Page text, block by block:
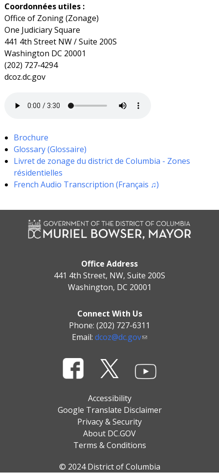
Coordonnées utiles :
Office of Zoning (Zonage)
One Judiciary Square
441 4th Street NW / Suite 200S
Washington DC 20001
(202) 727‐4294
dcoz.dc.gov
Brochure
Glossary (Glossaire)
Livret de zonage du district de Columbia - Zones
résidentielles
French Audio Transcription (Français ♫)
Office Address
441 4th Street, NW, Suite 200S
Washington, DC 20001
Connect With Us
Phone: (202) 727-6311
Email: dcoz@dc.gov
Accessibility
Google Translate Disclaimer
Privacy & Security
About DC.GOV
Terms & Conditions
© 2024 District of Columbia